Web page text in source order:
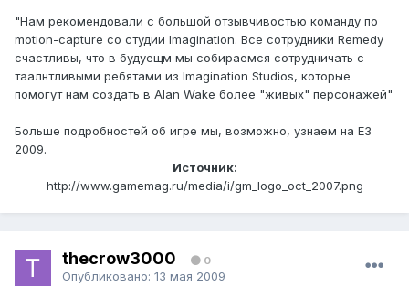
"Нам рекомендовали с большой отзывчивостью команду по
motion-capture со студии Imagination. Все сотрудники Remedy
счастливы, что в будуещм мы собираемся сотрудничать с
таалнтливыми ребятами из Imagination Studios, которые
помогут нам создать в Alan Wake более "живых" персонажей"
Больше подробностей об игре мы, возможно, узнаем на E3
2009.
Источник:
http://www.gamemag.ru/media/i/gm_logo_oct_2007.png
thecrow3000 0
Опубликовано: 13 мая 2009